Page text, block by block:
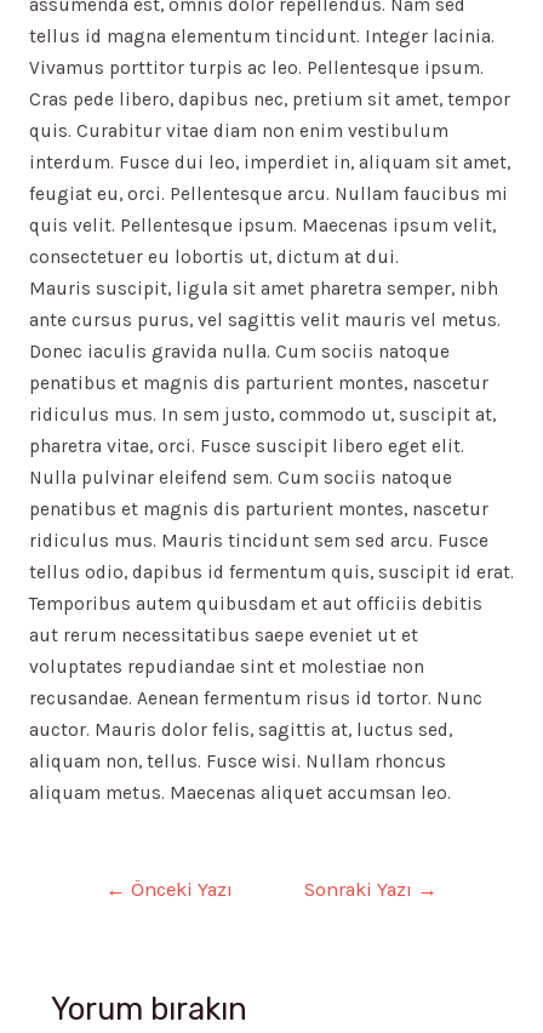
assumenda est, omnis dolor repellendus. Nam sed
tellus id magna elementum tincidunt. Integer lacinia.
Vivamus porttitor turpis ac leo. Pellentesque ipsum.
Cras pede libero, dapibus nec, pretium sit amet, tempor
quis. Curabitur vitae diam non enim vestibulum
interdum. Fusce dui leo, imperdiet in, aliquam sit amet,
feugiat eu, orci. Pellentesque arcu. Nullam faucibus mi
quis velit. Pellentesque ipsum. Maecenas ipsum velit,
consectetuer eu lobortis ut, dictum at dui.
Mauris suscipit, ligula sit amet pharetra semper, nibh
ante cursus purus, vel sagittis velit mauris vel metus.
Donec iaculis gravida nulla. Cum sociis natoque
penatibus et magnis dis parturient montes, nascetur
ridiculus mus. In sem justo, commodo ut, suscipit at,
pharetra vitae, orci. Fusce suscipit libero eget elit.
Nulla pulvinar eleifend sem. Cum sociis natoque
penatibus et magnis dis parturient montes, nascetur
ridiculus mus. Mauris tincidunt sem sed arcu. Fusce
tellus odio, dapibus id fermentum quis, suscipit id erat.
Temporibus autem quibusdam et aut officiis debitis
aut rerum necessitatibus saepe eveniet ut et
voluptates repudiandae sint et molestiae non
recusandae. Aenean fermentum risus id tortor. Nunc
auctor. Mauris dolor felis, sagittis at, luctus sed,
aliquam non, tellus. Fusce wisi. Nullam rhoncus
aliquam metus. Maecenas aliquet accumsan leo.
← Önceki Yazı Sonraki Yazı →
Yorum bırakın